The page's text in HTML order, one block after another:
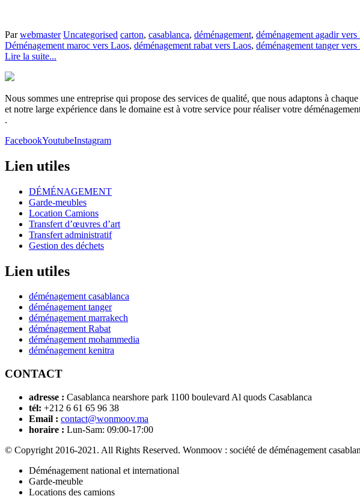
Parwebmaster Uncategorised carton, casablanca, déménagement, déménagement agadir vers
Déménagement maroc vers Laos, déménagement rabat vers Laos, déménagement tanger vers
Lire la suite...
Nous sommes une entreprise qui propose des services de qualité, que nous adaptons à
et notre large expérience dans le domaine est à votre service pour réaliser votre
.
FacebookYoutubeInstagram
Lien utiles
DÉMÉNAGEMENT
Garde-meubles
Location Camions
Transfert d’œuvres d’art
Transfert administratif
Gestion des déchets
Lien utiles
déménagement casablanca
déménagement tanger
déménagement marrakech
déménagement Rabat
déménagement mohammedia
déménagement kenitra
CONTACT
adresse : Casablanca nearshore park 1100 boulevard Al quods Casablanca
tél: +212 6 61 65 96 38
Email : contact@wonmoov.ma
horaire : Lun-Sam: 09:00-17:00
© Copyright 2016-2021. All Rights Reserved. Wonmoov : société de déménagement
Déménagement national et international
Garde-meuble
Locations des camions